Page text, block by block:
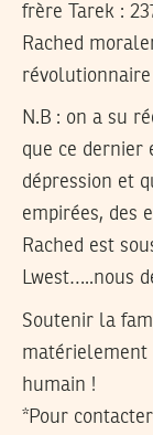
frère Tarek :
Rached
N.B : on a su
que ce dernier
dépression et
empirées, des
Rached est
Lwest…..nous
Soutenir la
matérielement
humain !
*Pour